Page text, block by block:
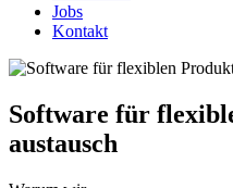
Jobs
Kontakt
Software für
austausch